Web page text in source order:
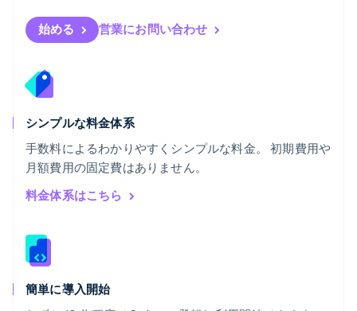
始める 営業にお問い合わせ
シンプルな料金体系
手数料によるわかりやすくシンプルな料金。 初期費用や
月額費用の固定費はありません。
料金体系はこちら
簡単に導入開始
English
ベルギー
ポーランド
English
PortuguêsEnglish
English
マレーシア
English简体中文
メキシコ
ラトビア
リトアニア
English